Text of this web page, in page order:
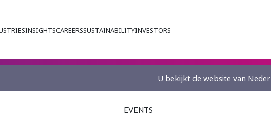
INSIGHTSCAREERSSUSTAINABILITYINVESTORS
U bekijkt de website van
EVENTS